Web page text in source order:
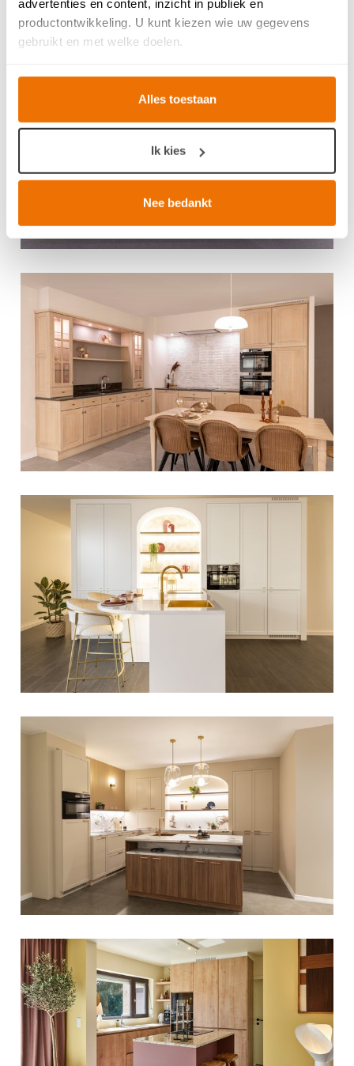
advertenties en content, inzicht in publiek en
productontwikkeling. U kunt kiezen wie uw gegevens
gebruikt en met welke doelen.
Als u het toestaat, willen we ook graag:
Informatie verzamelen over uw geografische locatie,
die tot een paar meter nauwkeurig kan zijn
op specifieke eigenschappen (fingerprinting)
Lees meer over hoe uw persoonlijke gegevens worden
verwerkt en stel uw voorkeuren in het
intrekken in de Cookieverklaring.
Breng uw cookies, net als een keukenproject, op smaak
accepteren, geniet u van een vloeiende ervaring. Ze
zorgen voor eenfunctionelewebsite, bieden inzichten
analyserenwat beter kan en helpen ons om u
gepersonaliseerde ervaring te bieden zoals
aangegeven in hetcookiebeleid.
Alles toestaan
Ik kies
Nee bedankt